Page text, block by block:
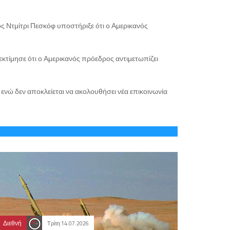
Πεσκόφ υποστήριξε ότι ο Αμερικανός
ότι ο Αμερικανός πρόεδρος αντιμετωπίζει
δεν αποκλείεται να ακολουθήσει νέα επικοινωνία
Διεθνή Τρίτη 14.07.2026